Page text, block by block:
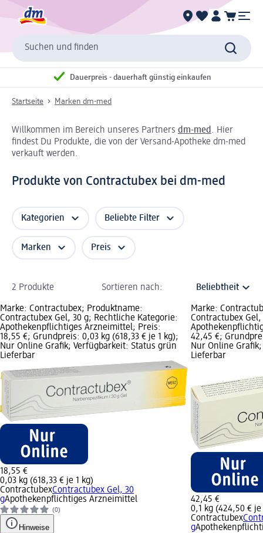
Suchen und finden
Dauerpreis - dauerhaft günstig einkaufen
Startseite Marken dm-med
Willkommen im Bereich unseres Partners dm-med . Hier
findest Du Produkte, die von der Versand-Apotheke dm-med
verkauft werden.
Produkte von Contractubex bei dm-med
Kategorien Beliebte Filter
Marken Preis
2 Produkte Sortieren nach:
Marke: Contractubex; Produktname:
Contractubex Gel, 30 g; Rechtliche Kategorie:
Apothekenpflichtiges Arzneimittel; Preis:
18,55 €; Grundpreis: 0,03 kg (618,33 € je 1 kg);
Nur Online Grafik; Verfügbarkeit: Status grün
Lieferbar
18,55 €
0,03 kg (618,33 € je 1 kg)
ContractubexContractubex Gel, 30
gApothekenpflichtiges Arzneimittel
(0)
Hinweise
Marke:
Contractubex
42,45 €;
Nur Online
Lieferbar
42,45 €
0,1 kg (424,50 € je
Contractubex
g